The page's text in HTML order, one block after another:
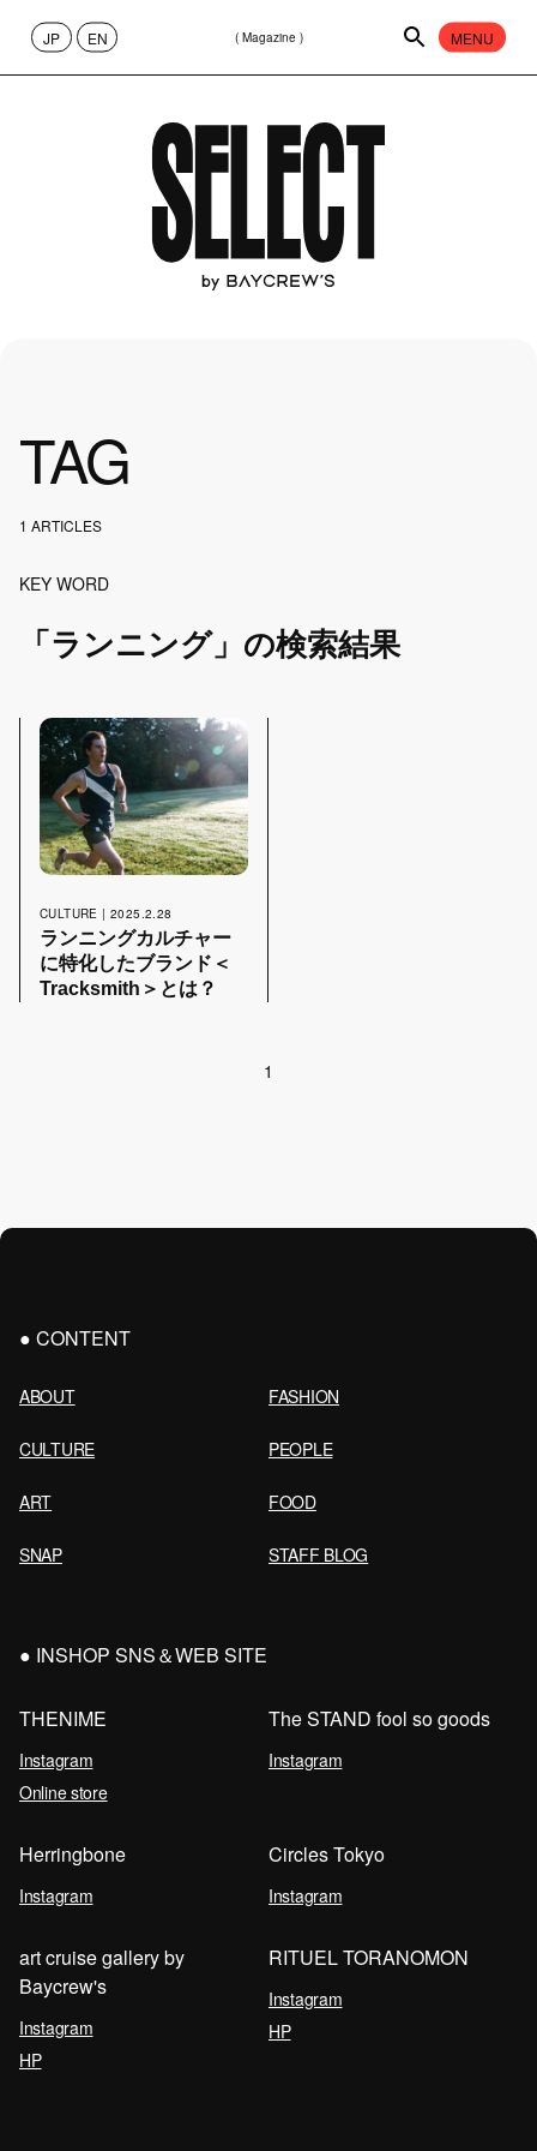
CONTENT
ABOUT
FASHION
PEOPLE
FOOD
SNAP
STAFF BLOG
SEARCH
JP EN ( Magazine ) MENU
TAG
1 ARTICLES
KEY WORD
「ランニング」の検索結果
CULTURE | 2025.2.28
ランニングカルチャー
に特化したブランド＜
Tracksmith＞とは？
1
CONTENT
ABOUT FASHION
CULTURE PEOPLE
ART FOOD
SNAP STAFF BLOG
INSHOP SNS＆WEB SITE
THENIME
Instagram
Online store
The STAND fool so goods
Instagram
Herringbone
Instagram
Circles Tokyo
Instagram
art cruise gallery by
Baycrew's
Instagram
HP
RITUEL TORANOMON
Instagram
HP